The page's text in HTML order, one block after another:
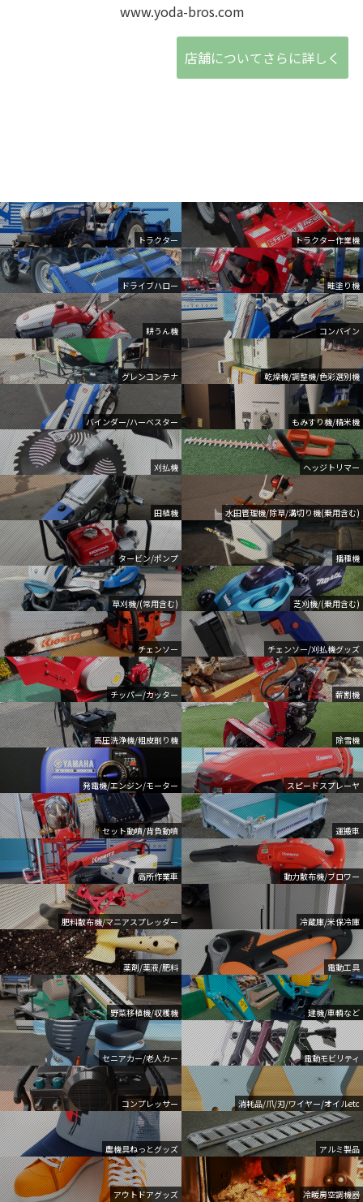
トラクター トラクター作業機
ドライブハロー 畦塗り機
耕うん機 コンバイン
グレンコンテナ 乾燥機/調整機/色彩選別機
バインダー/ハーベスター もみすり機/精米機
刈払機 ヘッジトリマー
田植機 水田管理機/除草/溝切り機(乗用含む)
タービン/ポンプ 播種機
草刈機/(常用含む) 芝刈機/(乗用含む)
チェンソー チェンソー/刈払機グッズ
チッパー/カッター 薪割機
高圧洗浄機/粗皮削り機 除雪機
発電機/エンジン/モーター スピードスプレーヤ
セット動噴/背負動噴 運搬車
高所作業車 動力散布機/ブロワー
肥料散布機/マニアスプレッダー 冷蔵庫/米保冷庫
薬剤/薬液/肥料 電動工具
野菜移植機/収穫機 建機/車輌など
セニアカー/老人カー 電動モビリティ
コンプレッサー 消耗品/爪/刃/ワイヤー/オイルetc
農機具ねっとグッズ アルミ製品
アウトドアグッズ 冷暖房空調機器
www.yoda-bros.com
店舗についてさらに詳しく